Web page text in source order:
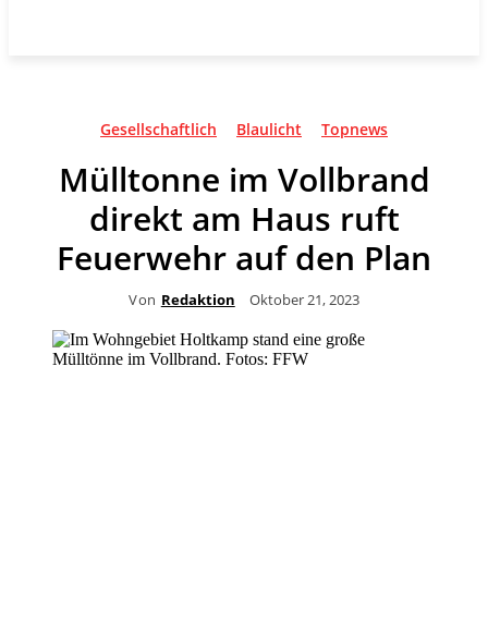
Gesellschaftlich Blaulicht Topnews
Mülltonne im Vollbrand
direkt am Haus ruft
Feuerwehr auf den Plan
Von Redaktion Oktober 21, 2023